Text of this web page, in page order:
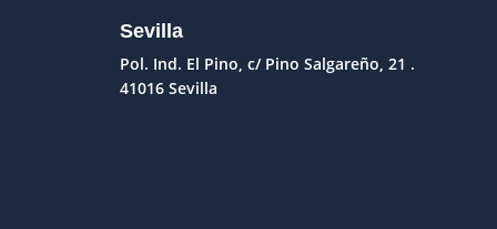
Sevilla
Pol. Ind. El Pino, c/ Pino Salgareño, 21 .
41016 Sevilla